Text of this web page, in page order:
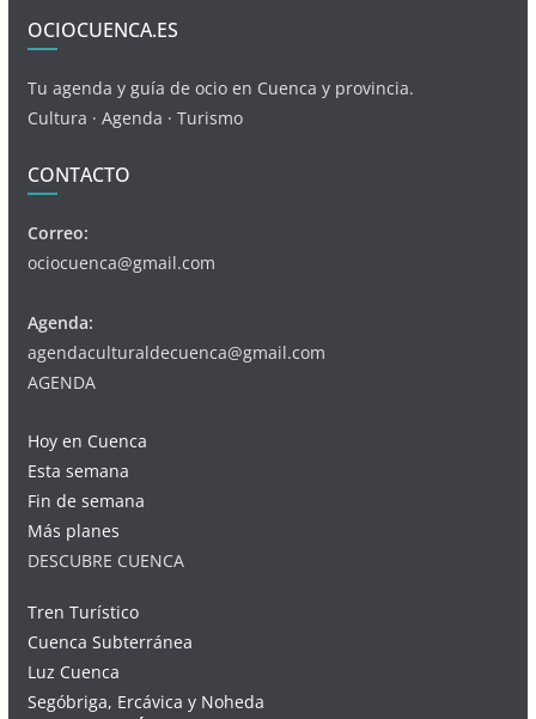
OCIOCUENCA.ES
Tu agenda y guía de ocio en Cuenca y provincia.
Cultura · Agenda · Turismo
CONTACTO
Correo:
ociocuenca@gmail.com
Agenda:
agendaculturaldecuenca@gmail.com
AGENDA
Hoy en Cuenca
Esta semana
Fin de semana
Más planes
DESCUBRE CUENCA
Tren Turístico
Cuenca Subterránea
Luz Cuenca
Segóbriga, Ercávica y Noheda